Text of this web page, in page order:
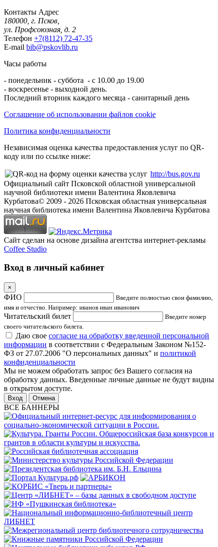
Контакты Адрес
180000, г. Псков,
ул. Профсоюзная, д. 2
Телефон +7(8112) 72-47-35
E-mail bib@pskovlib.ru
Часы работы
- понедельник - суббота - с 10.00 до 19.00
- воскресенье - выходной день.
Последний вторник каждого месяца - санитарный день
Соглашение об использовании файлов cookie
Политика конфиденциальности
Независимая оценка качества предоставления услуг по QR-
коду или по ссылке ниже:
http://bus.gov.ru
Официальный сайт Псковской областной универсальной
научной библиотеки имени Валентина Яковлевича
Курбатова© 2009 - 2026 Псковская областная универсальная
научная библиотека имени Валентина Яковлевича Курбатова
Сайт сделан на основе дизайна агентства интернет-рекламы
Coffee Studio
Вход в личный кабинет
×
ФИО
Введите полностью свои фамилию,
имя и отчество. Например: иванов иван иванович
Читательский билет
Введите номер
своего читательского билета.
Даю свое согласие на обработку введенной персональной
информации в соответствии с Федеральным Законом №152-
ФЗ от 27.07.2006 "О персональных данных" и политикой
конфиденциальности
Мы не можем обработать запрос без Вашего согласия на
обработку данных. Введенные личные данные не будут видны
в открытом доступе.
Отмена
ВСЕ БАННЕРЫ